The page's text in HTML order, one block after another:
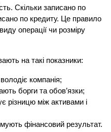
Скільки записано по
по кредиту. Це правило
операції чи розміру
на такі показники:
компанія;
борги та обов’язки;
різницю між активами і
фінансовий результат.